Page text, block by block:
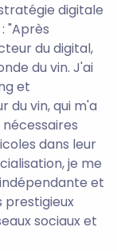
digitale
"Après
du digital,
du vin. J'ai
et
du vin, qui m'a
dans leur
je me
et
prestigieux
sociaux et